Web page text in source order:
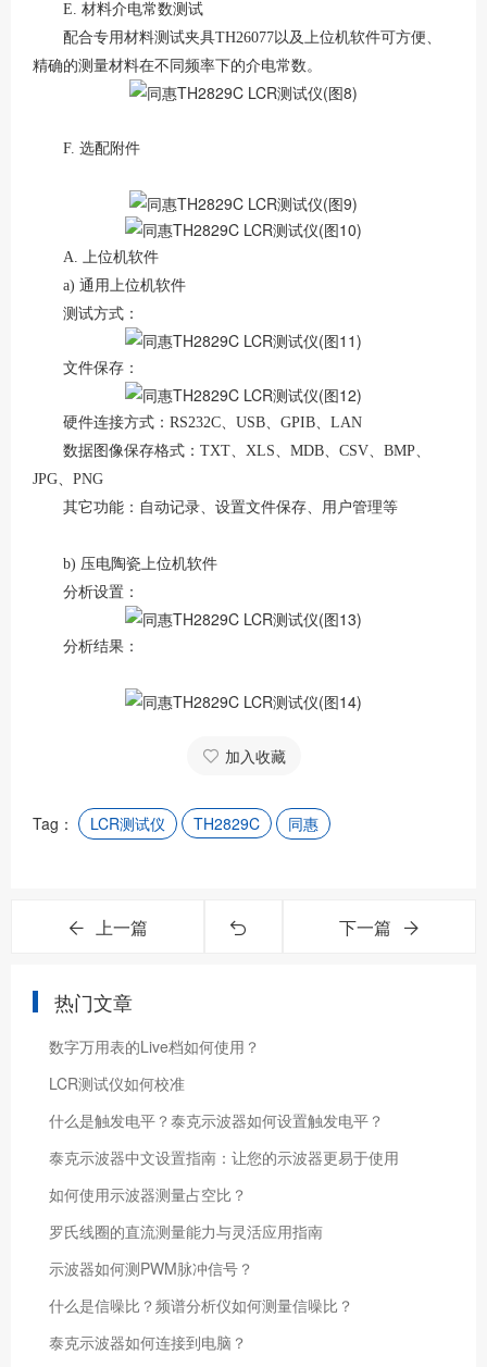
E. 材料介电常数测试
配合专用材料测试夹具TH26077以及上位机软件可方便、
精确的测量材料在不同频率下的介电常数。
F. 选配附件
A. 上位机软件
a) 通用上位机软件
测试方式：
文件保存：
硬件连接方式：RS232C、USB、GPIB、LAN
数据图像保存格式：TXT、XLS、MDB、CSV、BMP、
JPG、PNG
其它功能：自动记录、设置文件保存、用户管理等
b) 压电陶瓷上位机软件
分析设置：
分析结果：
加入收藏
Tag： LCR测试仪 TH2829C 同惠
上一篇 下一篇
热门文章
数字万用表的Live档如何使用？
LCR测试仪如何校准
什么是触发电平？泰克示波器如何设置触发电平？
泰克示波器中文设置指南：让您的示波器更易于使用
如何使用示波器测量占空比？
罗氏线圈的直流测量能力与灵活应用指南
示波器如何测PWM脉冲信号？
什么是信噪比？频谱分析仪如何测量信噪比？
泰克示波器如何连接到电脑？